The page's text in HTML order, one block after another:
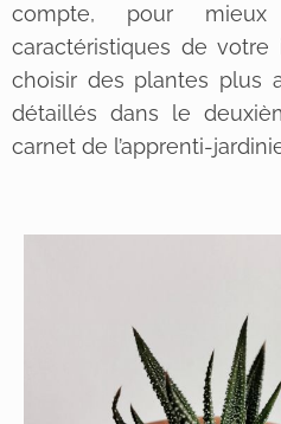
compte, pour
caractéristiques de votre
choisir des plantes plus
détaillés dans le
carnet de l’apprenti-